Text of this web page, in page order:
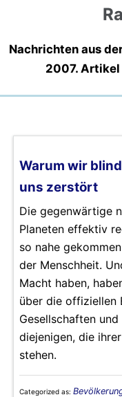
Nachrichten aus
2007. Artikel
Warum wir
uns zerstört
Die gegenwärtige
Planeten effektiv
so nahe
der Menschheit.
Macht haben,
über die offiziellen
Gesellschaften und
diejenigen, die
stehen.
Categorized as: